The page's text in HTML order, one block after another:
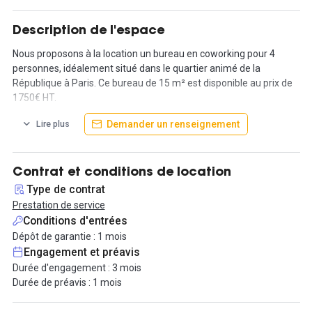
Description de l'espace
Nous proposons à la location un bureau en coworking pour 4
personnes, idéalement situé dans le quartier animé de la
République à Paris. Ce bureau de 15 m² est disponible au prix de
1750€ HT.
Cet espace fait partie d'une communauté dynamique composée
indépendants, tous unis par un désir commun d'innovation et de
partage. Profitez d'un environnement de travail collaboratif, à
proximité des stations de métro République, Temple et Arts et
Métiers, au cœur du quartier historique du Marais, entouré de
cafés, bars, commerces, musées et jardins.
L'espace de coworking premium s'étend sur 450 m² et offre un
accès à internet en fibre optique ainsi que tous les équipements
bureautiques nécessaires. Le cadre, revisité dans un style loft
industriel, vous permettra de vous sentir chez vous tout en
profitant pleinement de l'expérience COWORKING REPUBLIC. De
Lire plus Demander un renseignement
Contrat et conditions de location
Type de contrat
Prestation de service
Conditions d'entrées
Dépôt de garantie : 1 mois
Engagement et préavis
Durée d'engagement : 3 mois
Durée de préavis : 1 mois